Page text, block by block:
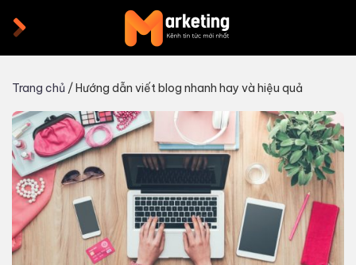
to
Trang chủ /Hướng dẫn viết blog nhanh hay và hiệu quả